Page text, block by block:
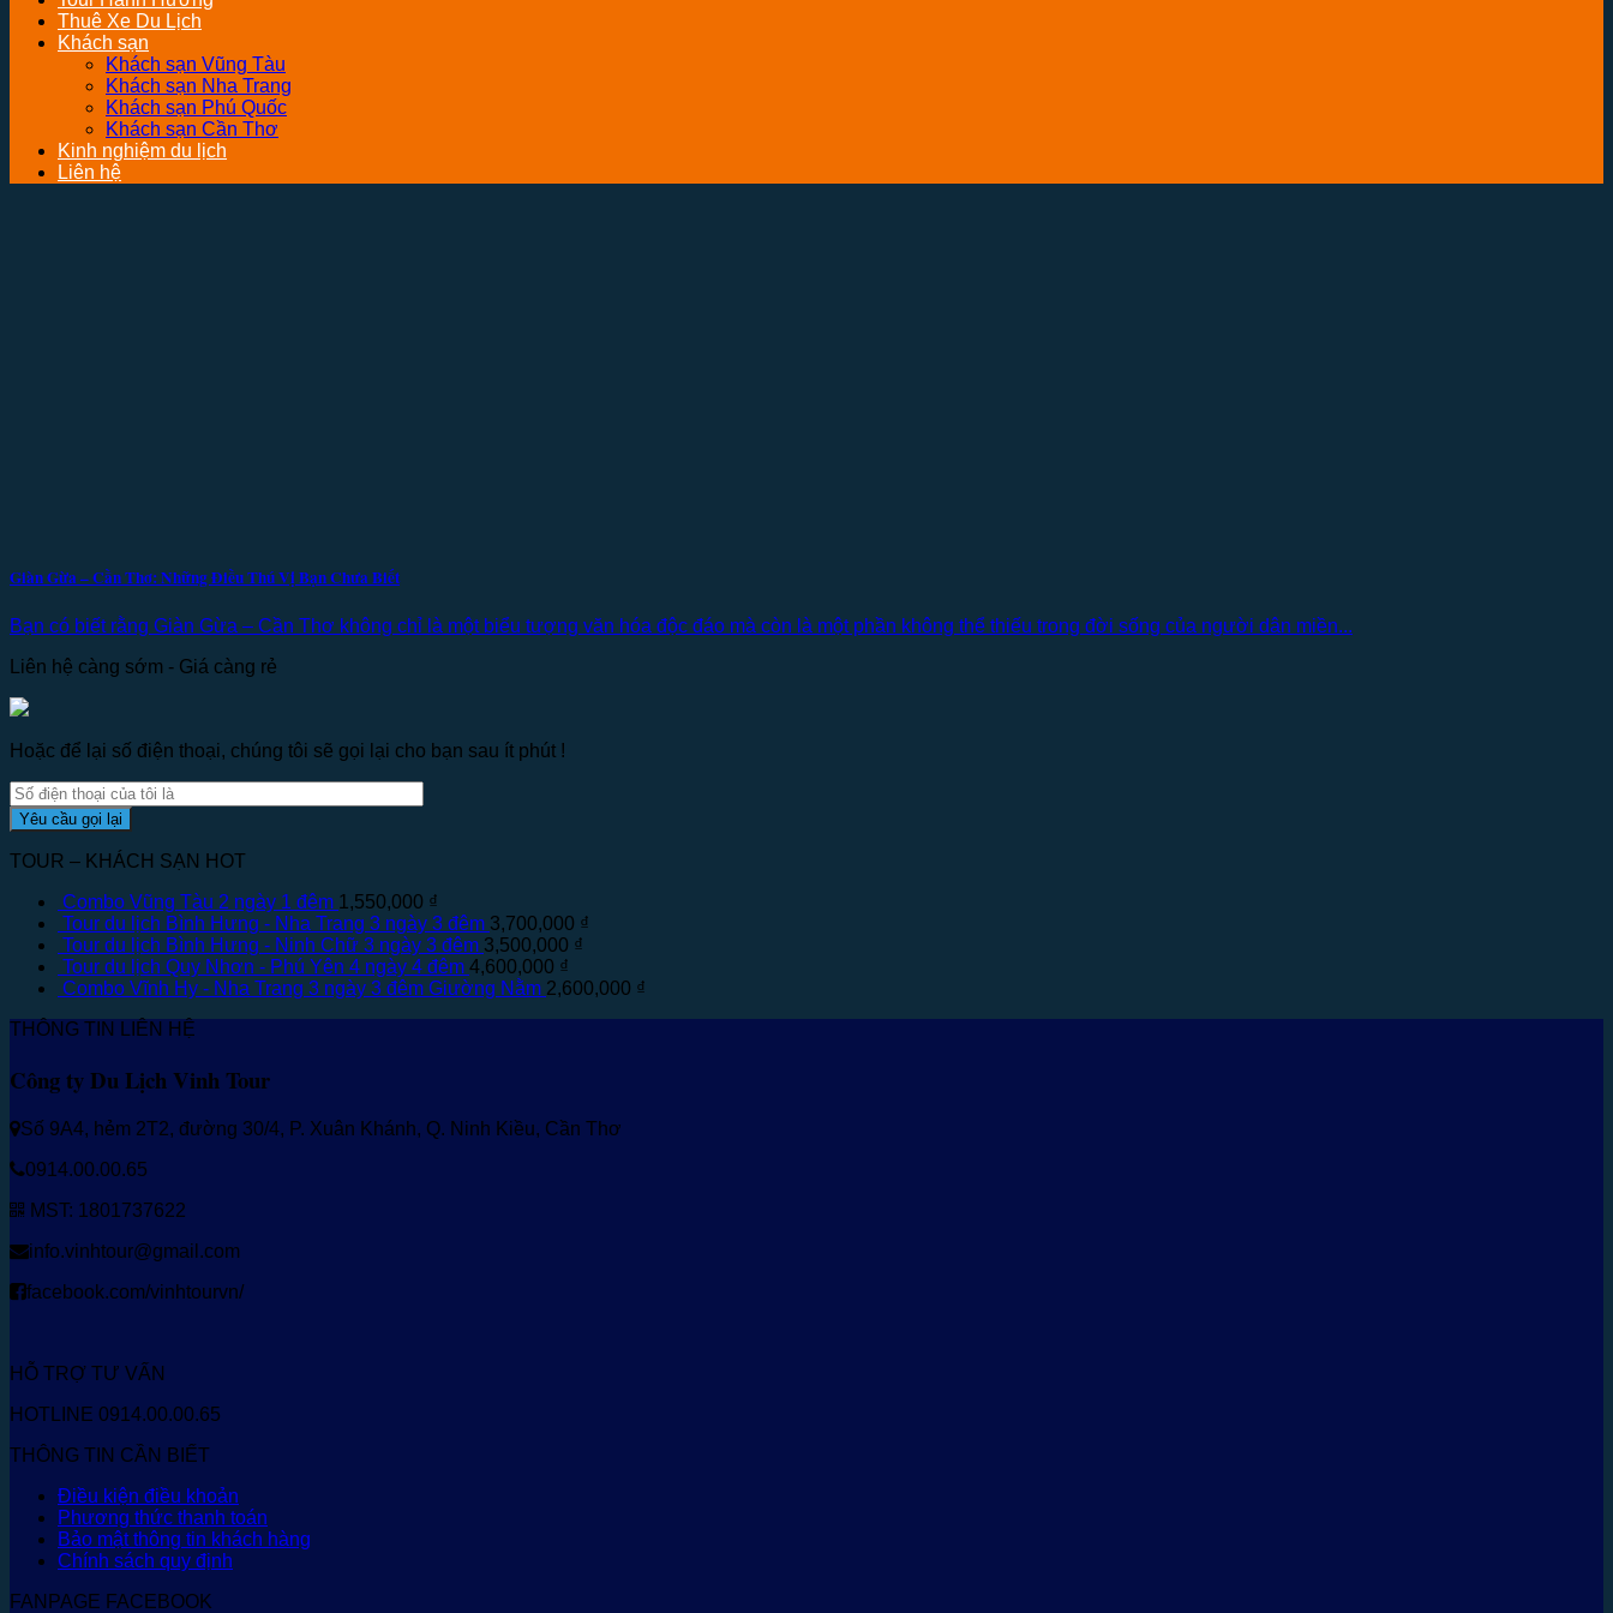
Thuê Xe Du Lịch
Khách sạn
Khách sạn Vũng Tàu
Khách sạn Nha Trang
Khách sạn Phú Quốc
Khách sạn Cần Thơ
Kinh nghiệm du lịch
Liên hệ
Giàn Gừa – Cần Thơ: Những Điều Thú Vị Bạn Chưa Biết
Bạn có biết rằng Giàn Gừa – Cần Thơ không chỉ là một biểu tượng văn hóa độc đáo mà còn là một phần không thể thiếu trong đời sống của người dân miền...
Liên hệ càng sớm - Giá càng rẻ
Hoặc để lại số điện thoại, chúng tôi sẽ gọi lại cho bạn sau ít phút !
TOUR – KHÁCH SẠN HOT
Combo Vũng Tàu 2 ngày 1 đêm 1,550,000 ₫
Tour du lịch Bình Hưng - Nha Trang 3 ngày 3 đêm 3,700,000 ₫
Tour du lịch Bình Hưng - Ninh Chữ 3 ngày 3 đêm 3,500,000 ₫
Tour du lịch Quy Nhơn - Phú Yên 4 ngày 4 đêm 4,600,000 ₫
Combo Vĩnh Hy - Nha Trang 3 ngày 3 đêm Giường Nằm 2,600,000 ₫
THÔNG TIN LIÊN HỆ
Công ty Du Lịch Vinh Tour
Số 9A4, hẻm 2T2, đường 30/4, P. Xuân Khánh, Q. Ninh Kiều, Cần Thơ
0914.00.00.65
MST: 1801737622
info.vinhtour@gmail.com
facebook.com/vinhtourvn/
HỖ TRỢ TƯ VẤN
HOTLINE 0914.00.00.65
THÔNG TIN CẦN BIẾT
Điều kiện điều khoản
Phương thức thanh toán
Bảo mật thông tin khách hàng
Chính sách quy định
FANPAGE FACEBOOK